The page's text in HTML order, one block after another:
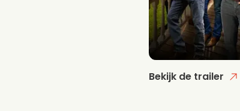
Bekijk de trailer